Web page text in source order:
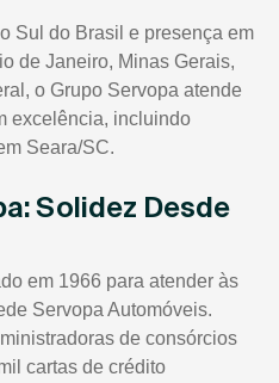
Sul do Brasil e presença em
de Janeiro, Minas Gerais,
o Grupo Servopa atende
excelência, incluindo
Seara/SC.
Solidez Desde
em 1966 para atender às
Servopa Automóveis.
de consórcios
cartas de crédito